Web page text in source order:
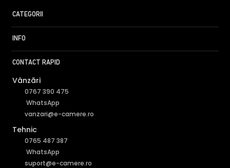
CATEGORII
INFO
CONTACT RAPID
Vânzări
0767 390 475
WhatsApp
vanzari@e-camere.ro
Tehnic
0765 487 387
WhatsApp
suport@e-camere.ro